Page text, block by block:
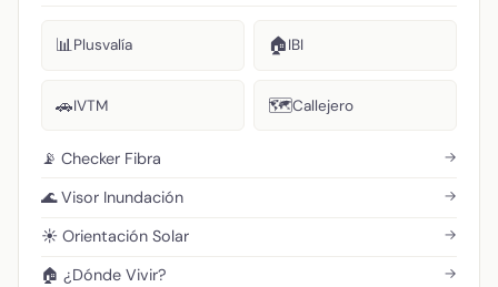
📊Plusvalía 🏠IBI
🚗IVTM 🗺️Callejero
📡 Checker Fibra →
🌊 Visor Inundación →
☀️ Orientación Solar →
🏠 ¿Dónde Vivir? →